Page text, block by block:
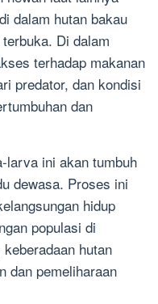
dalam hutan bakau
Di dalam
terhadap makanan
predator, dan kondisi
dan
larva ini akan tumbuh
dewasa. Proses ini
hidup
populasi di
hutan
dan pemeliharaan